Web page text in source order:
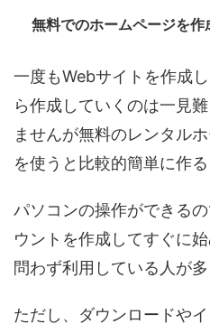
無料でのホームページを作
一度もWebサイトを作成
ら作成していくのは一見
ませんが無料のレンタル
を使うと比較的簡単に作る
パソコンの操作ができる
ウントを作成してすぐに
問わず利用している人が多
ただし、ダウンロードや